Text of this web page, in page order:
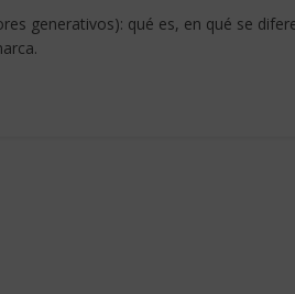
generativos): qué es, en qué se